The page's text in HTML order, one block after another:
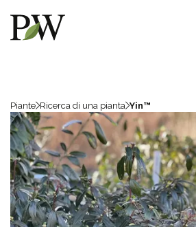
Piante Ricerca di una pianta Yin™